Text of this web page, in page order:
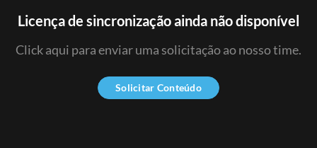
Licença de sincronização ainda não disponível
Click aqui para enviar uma solicitação ao nosso time.
Solicitar Conteúdo